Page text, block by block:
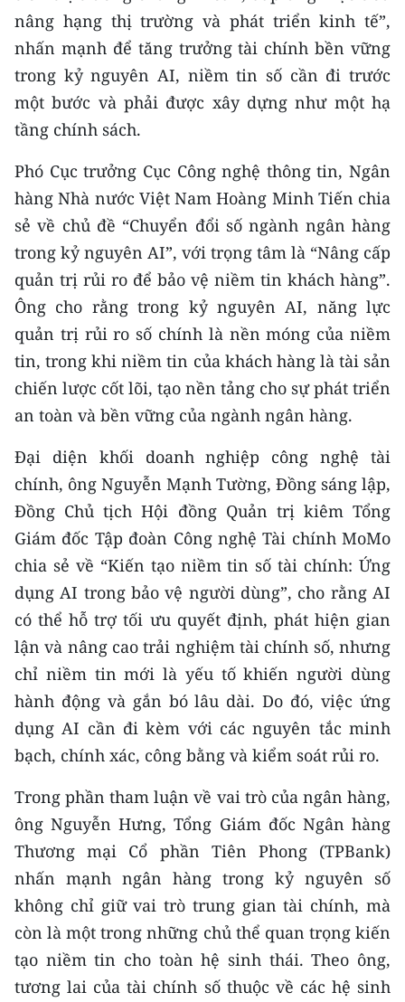
nâng hạng thị trường và phát triển kinh tế”,
nhấn mạnh để tăng trưởng tài chính bền vững
trong kỷ nguyên AI, niềm tin số cần đi trước
một bước và phải được xây dựng như một hạ
tầng chính sách.
Phó Cục trưởng Cục Công nghệ thông tin, Ngân
hàng Nhà nước Việt Nam Hoàng Minh Tiến chia
sẻ về chủ đề “Chuyển đổi số ngành ngân hàng
trong kỷ nguyên AI”, với trọng tâm là “Nâng cấp
quản trị rủi ro để bảo vệ niềm tin khách hàng”.
Ông cho rằng trong kỷ nguyên AI, năng lực
quản trị rủi ro số chính là nền móng của niềm
tin, trong khi niềm tin của khách hàng là tài sản
chiến lược cốt lõi, tạo nền tảng cho sự phát triển
an toàn và bền vững của ngành ngân hàng.
Đại diện khối doanh nghiệp công nghệ tài
chính, ông Nguyễn Mạnh Tường, Đồng sáng lập,
Đồng Chủ tịch Hội đồng Quản trị kiêm Tổng
Giám đốc Tập đoàn Công nghệ Tài chính MoMo
chia sẻ về “Kiến tạo niềm tin số tài chính: Ứng
dụng AI trong bảo vệ người dùng”, cho rằng AI
có thể hỗ trợ tối ưu quyết định, phát hiện gian
lận và nâng cao trải nghiệm tài chính số, nhưng
chỉ niềm tin mới là yếu tố khiến người dùng
hành động và gắn bó lâu dài. Do đó, việc ứng
dụng AI cần đi kèm với các nguyên tắc minh
bạch, chính xác, công bằng và kiểm soát rủi ro.
Trong phần tham luận về vai trò của ngân hàng,
ông Nguyễn Hưng, Tổng Giám đốc Ngân hàng
Thương mại Cổ phần Tiên Phong (TPBank)
nhấn mạnh ngân hàng trong kỷ nguyên số
không chỉ giữ vai trò trung gian tài chính, mà
còn là một trong những chủ thể quan trọng kiến
tạo niềm tin cho toàn hệ sinh thái. Theo ông,
tương lai của tài chính số thuộc về các hệ sinh